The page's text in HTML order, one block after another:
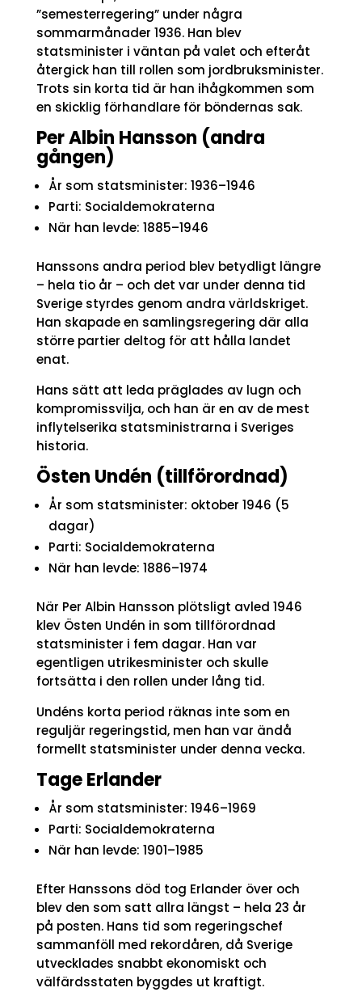
”semesterregering” under några
sommarmånader 1936. Han blev
statsminister i väntan på valet och efteråt
återgick han till rollen som jordbruksminister.
Trots sin korta tid är han ihågkommen som
en skicklig förhandlare för böndernas sak.
Per Albin Hansson (andra
gången)
År som statsminister: 1936–1946
Parti: Socialdemokraterna
När han levde: 1885–1946
Hanssons andra period blev betydligt längre
– hela tio år – och det var under denna tid
Sverige styrdes genom andra världskriget.
Han skapade en samlingsregering där alla
större partier deltog för att hålla landet
enat.
Hans sätt att leda präglades av lugn och
kompromissvilja, och han är en av de mest
inflytelserika statsministrarna i Sveriges
historia.
Östen Undén (tillförordnad)
År som statsminister: oktober 1946 (5
dagar)
Parti: Socialdemokraterna
När han levde: 1886–1974
När Per Albin Hansson plötsligt avled 1946
klev Östen Undén in som tillförordnad
statsminister i fem dagar. Han var
egentligen utrikesminister och skulle
fortsätta i den rollen under lång tid.
Undéns korta period räknas inte som en
reguljär regeringstid, men han var ändå
formellt statsminister under denna vecka.
Tage Erlander
År som statsminister: 1946–1969
Parti: Socialdemokraterna
När han levde: 1901–1985
Efter Hanssons död tog Erlander över och
blev den som satt allra längst – hela 23 år
på posten. Hans tid som regeringschef
sammanföll med rekordåren, då Sverige
utvecklades snabbt ekonomiskt och
välfärdsstaten byggdes ut kraftigt.